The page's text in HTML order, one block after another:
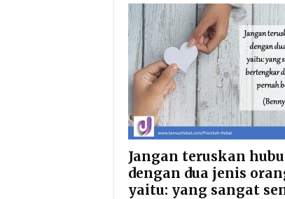
Jangan teruskan
dengan dua jenis
yaitu: yang sangat